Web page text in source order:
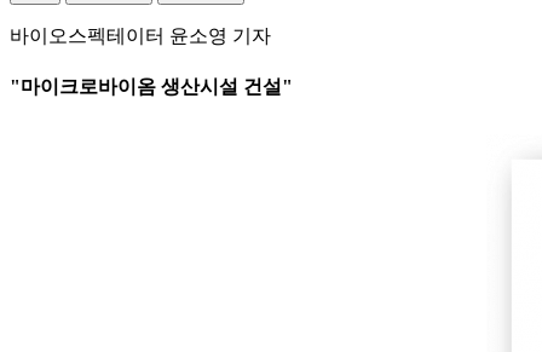
바이오스펙테이터 윤소영 기자
"마이크로바이옴 생산시설 건설"